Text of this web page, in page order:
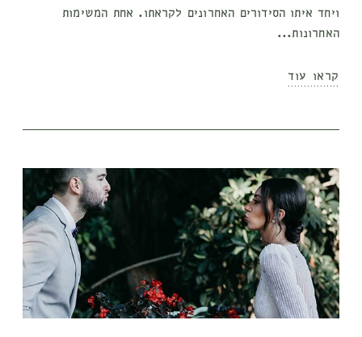
ויחד איתו הסידורים האחרונים לקראתו. אחת המשימות
האחרונות...
קראו עוד